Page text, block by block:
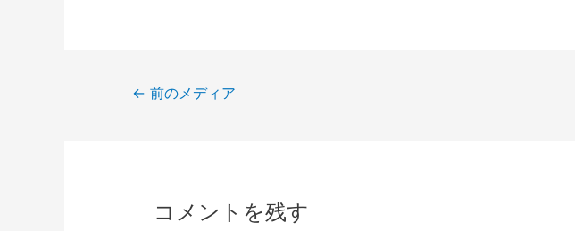
← 前のメディア
コメントを残す